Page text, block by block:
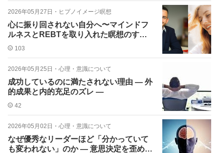
2026年05月27日 ・ ヒプノイメージ瞑想
心に振り回されない自分へ〜マインドフ
ルネスとREBTを取り入れた瞑想のすす
め〜
103
2026年05月25日 ・ 心理・意識について
成功しているのに満たされない理由 ― 外
的成果と内的充足のズレ ―
42
2026年05月02日 ・ 心理・意識について
なぜ優秀なリーダーほど「分かっていて
も変われない」のか ― 意思決定を歪める